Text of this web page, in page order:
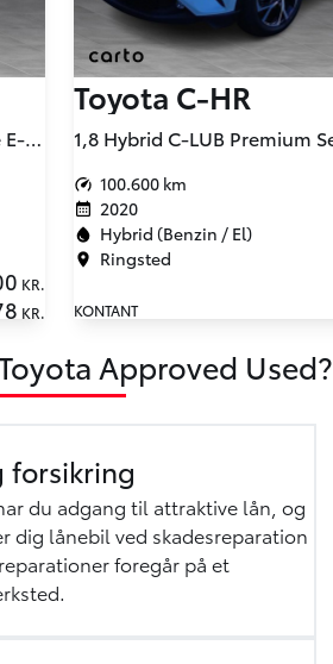
2,0 Plugin-hybrid Style Smart Bi-tone E-CVT 223HK 5d Trinl. Gear
KR.
KR.
Toyota C-HR
100.600 km
2020
Hybrid (Benzin / El)
Ringsted
KONTANT
Approved Used?
forsikring
du adgang til attraktive lån, og
dig lånebil ved skadesreparation
foregår på et